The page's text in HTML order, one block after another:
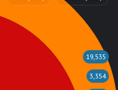
19,535
3,354